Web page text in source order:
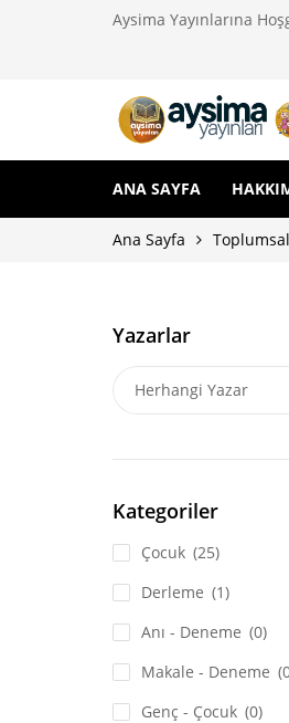
Aysima Yayınlarına
ANA SAYFA
Ana Sayfa
Yazarlar
Kategoriler
Çocuk (25)
Derleme (1)
Anı - Deneme (0)
Makale - Deneme
Genç - Çocuk (0)